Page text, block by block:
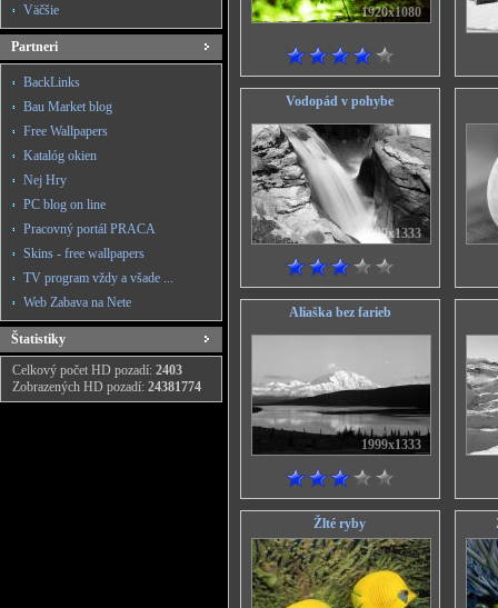
Väčšie
Partneri
BackLinks
Bau Market blog
Free Wallpapers
Katalóg okien
Nej Hry
PC blog on line
Pracovný portál PRACA
Skins - free wallpapers
TV program vždy a všade ...
Web Zabava na Nete
Štatistiky
Celkový počet HD pozadí: 2403
Zobrazených HD pozadí: 24381774
1920x1080
Vodopád v pohybe
1999x1333
Aliaška bez farieb
1999x1333
Žlté ryby